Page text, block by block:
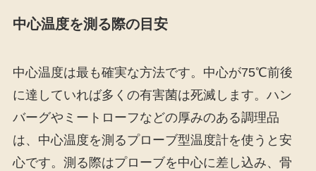
中心温度を測る際の目安
中心温度は最も確実な方法です。中心が75℃前後
に達していれば多くの有害菌は死滅します。ハン
バーグやミートローフなどの厚みのある調理品
は、中心温度を測るプローブ型温度計を使うと安
心です。測る際はプローブを中心に差し込み、骨